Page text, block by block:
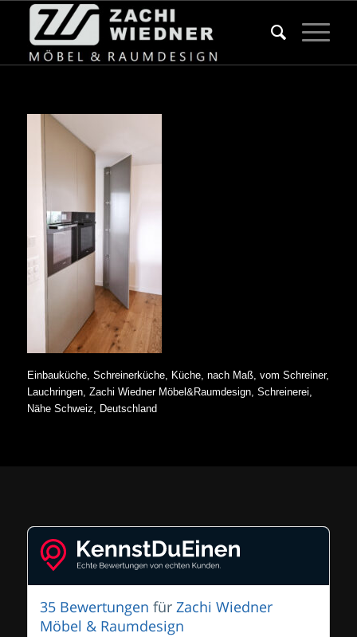
Einbauküche, Schreinerküche, Küche, nach Maß, vom Schreiner,
Lauchringen, Zachi Wiedner Möbel&Raumdesign, Schreinerei,
Nähe Schweiz, Deutschland
35 Bewertungen für Zachi Wiedner
Möbel & Raumdesign